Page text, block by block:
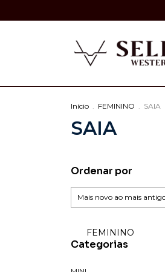
Início . FEMININO . SAIA
SAIA
Ordenar por
FEMININO
Categorias